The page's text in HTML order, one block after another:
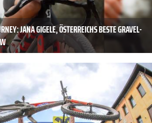
JANA GIGELE, ÖSTERREICHS BESTE GRAVEL-